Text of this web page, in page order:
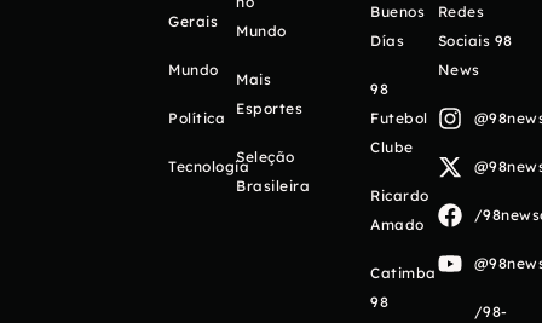
Gerais
Mundo
Política
Tecnologia
Mundo
Mais
Esportes
Seleção
Brasileira
Buenos
Días
98
Futebol
Clube
Ricardo
Amado
Catimba
98
Redes
Sociais 98
News
/
/98-